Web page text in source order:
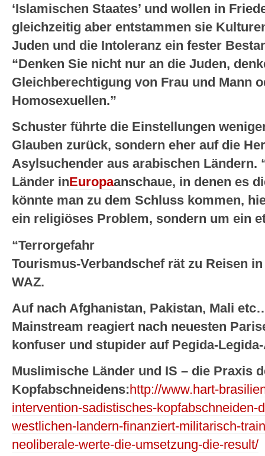
‘Islamischen Staates’ und wollen in
gleichzeitig aber entstammen sie
Juden und die Intoleranz ein fester
“Denken Sie nicht nur an die Juden,
Gleichberechtigung von Frau und Mann
Homosexuellen.”
Schuster führte die Einstellungen
Glauben zurück, sondern eher auf die
Asylsuchender aus arabischen Ländern.
Länder in Europaanschaue, in denen es
könnte man zu dem Schluss kommen,
ein religiöses Problem, sondern um ein
“Terrorgefahr
Tourismus-Verbandschef rät zu Reisen
WAZ.
Auf nach Afghanistan, Pakistan, Mali
Mainstream reagiert nach neuesten
konfuser und stupider auf Pegida-
Muslimische Länder und IS – die Praxis
Kopfabschneidens:http://www.hart-
intervention-sadistisches-kopfabschneiden-
westlichen-landern-finanziert-militarisch-
neoliberale-werte-die-umsetzung-die-result/